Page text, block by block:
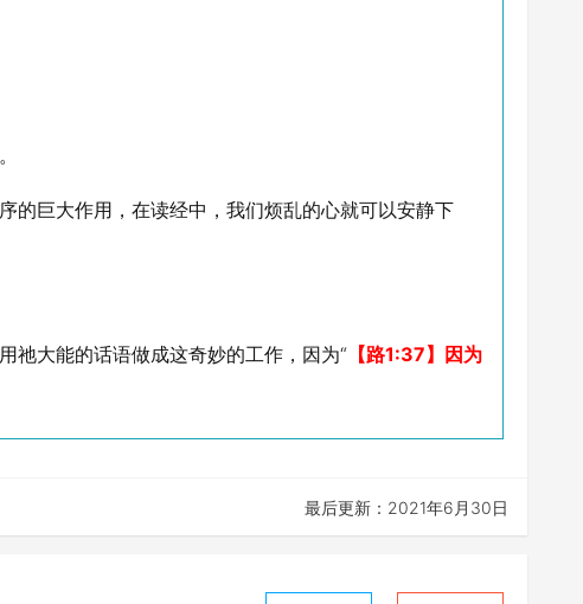
的巨大作用，在读经中，我们烦乱的心就可以安静下
祂大能的话语做成这奇妙的工作，因为“ 【路1:37】因为
最后更新：2021年6月30日